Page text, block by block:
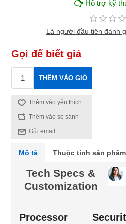
Hỗ trợ kỹ
Là người đầu tiên đánh
Gọi để biết giá
THÊM VÀO GIỎ
Thêm vào yêu thích
Thêm vào so sánh
Gửi email
Mô tả Thuộc tính sản phẩm
Tech Specs &
Customization
Processor